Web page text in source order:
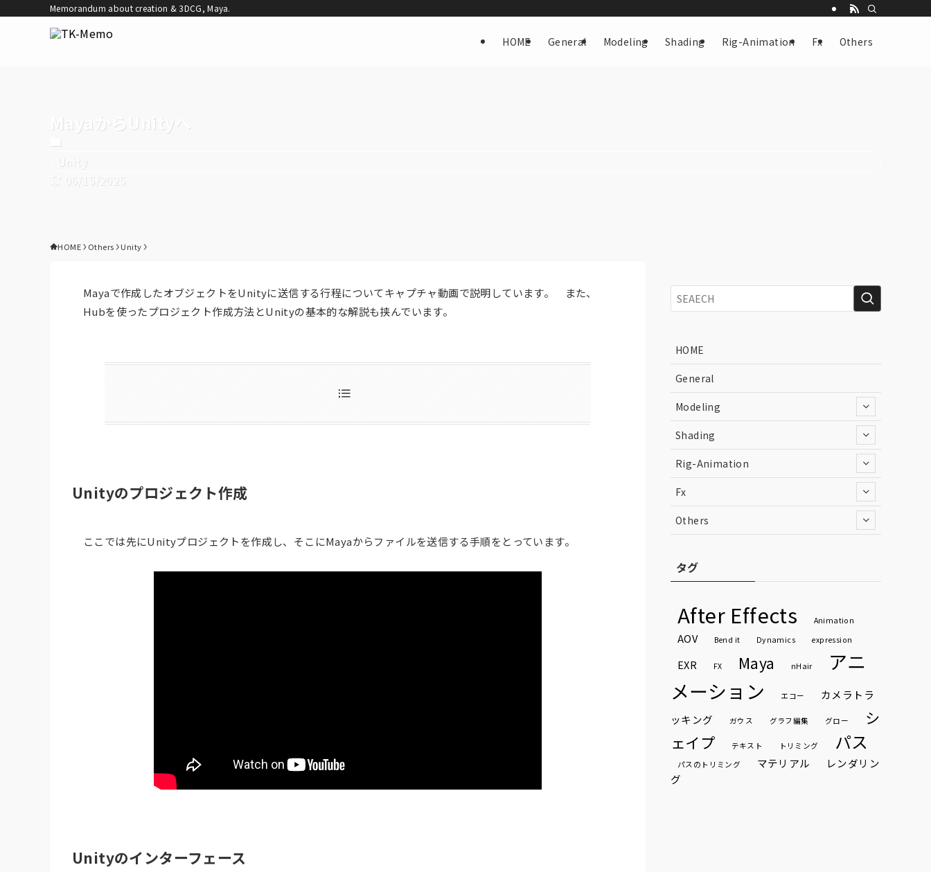
Memorandum about creation & 3DCG, Maya.
HOME General Modeling Shading Rig-Animation Fx Others
MayaからUnityへ
Unity
06/15/2025
HOME Others Unity
Mayaで作成したオブジェクトをUnityに送信する行程についてキャプチャ動画で説明しています。 また、
Hubを使ったプロジェクト作成方法とUnityの基本的な解説も挟んでいます。
Unityのプロジェクト作成
ここでは先にUnityプロジェクトを作成し、そこにMayaからファイルを送信する手順をとっています。
Unityのインターフェース
HOME
General
Modeling
Shading
Rig-Animation
Fx
Others
タグ
After Effects Animation
AOV Bend it Dynamics expression
EXR FX Maya nHair
アニ
メーション
エコー
カメラトラ
ッキング
ガウス グラフ編集 グロー
シ
ェイプ
テキスト トリミング パス
パスのトリミング マテリアル
レンダリン
グ